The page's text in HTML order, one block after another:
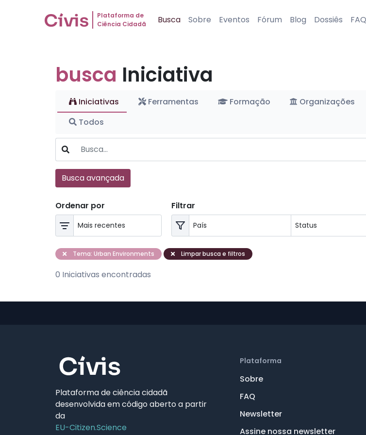
Plataforma de
Ciência Cidadã
Busca Sobre Eventos Fórum Blog Dossiês FAQ
busca Iniciativa
Iniciativas Ferramentas Formação Organizações
Todos
Busca avançada
Ordenar por Filtrar
Tema: Urban Environments Limpar busca e filtros
0 Iniciativas encontradas
Plataforma de ciência cidadã
desenvolvida em código aberto a partir
da
EU-Citizen.Science
Plataforma
Sobre
FAQ
Newsletter
Assine nossa newsletter